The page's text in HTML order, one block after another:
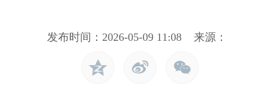
发布时间：2026-05-09 11:08 来源：